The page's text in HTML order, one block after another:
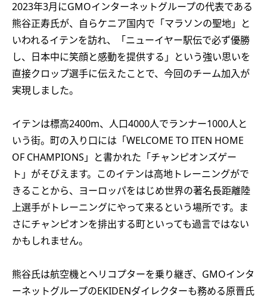
2023年3月にGMOインターネットグループの代表である
熊谷正寿氏が、自らケニア国内で「マラソンの聖地」と
いわれるイテンを訪れ、「ニューイヤー駅伝で必ず優勝
し、日本中に笑顔と感動を提供する」という強い思いを
直接クロップ選手に伝えたことで、今回のチーム加入が
実現しました。
イテンは標高2400m、人口4000人でランナー1000人と
いう街。町の入り口には「WELCOME TO ITEN HOME
OF CHAMPIONS」と書かれた「チャンピオンズゲー
ト」がそびえます。このイテンは高地トレーニングがで
きることから、ヨーロッパをはじめ世界の著名長距離陸
上選手がトレーニングにやって来るという場所です。ま
さにチャンピオンを排出する町といっても過言ではない
かもしれません。
熊谷氏は航空機とヘリコプターを乗り継ぎ、GMOインタ
ーネットグループのEKIDENダイレクターも務める原晋氏